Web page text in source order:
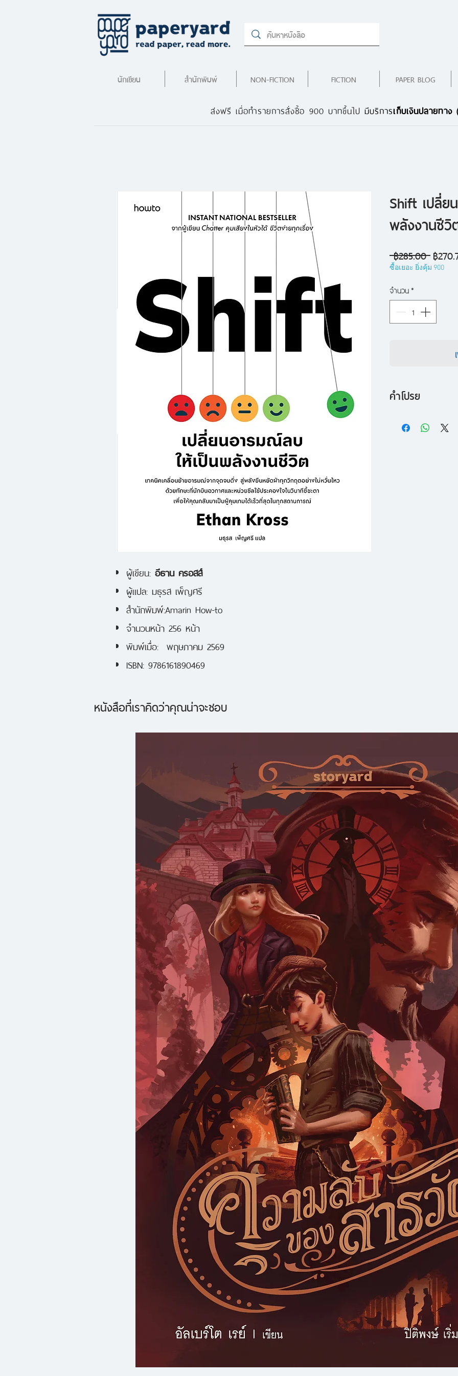
นักเขียน สำนักพิมพ์ NON-FICTION FICTION PAPER BLOG
ผู้เขียน: อีธาน ครอสส์
ผู้แปล: มธุรส เพ็ญศรี
สำนักพิมพ์:Amarin How-to
จำนวนหน้า 256 หน้า
พิมพ์เมื่อ: พฤษภาคม 2569
ISBN: 9786161890469
Shift เปลี่ย
พลังงานชีวิ
฿285.00 ราคา
ปกติ
฿
ซื้อเยอะ ยิ่งคุ้ม 900
จำนวน*
คำโปรย
"อารมณ์ไม่ใช่สิ่งที่
ผ่านแนวคิดการสร้
เปลี่ยนผ่านทางอ
ของตัวเองอีกครั้ง
ภายในเล่มคุณจะได้พ
- The Science of
สมองและจิตวิทยา
- Inside Out &
จัดการอารมณ์จาก
คุยกับตัวเอง) และ
สภาพแวดล้อม และ
- Practical Tools
ทันที เช่น สูตร ABC
เทคนิค
ระบบ WOOP เพื่อเ
- Real-Life Stories
จากคนธรรมดาไปจ
เหล่านี้ก้าวข้ามขีดจ
"Shift" ไม่ใช่หนัง
เป็นคู่มือที่จะเปลี่ยน
คุณมีชีวิตที่เปี่ยมด้ว
และประสบความสำเ
เพราะเมื่อคุณเปลี่
ชีวิต" ไปตลอดกาล"
ส่งฟรี เมื่อทำรายการสั่งซื้อ 900 บาทขึ้นไป มีบริการเก็บเงินปลายทาง
หนังสือที่เราคิดว่าคุณน่าจะชอบ